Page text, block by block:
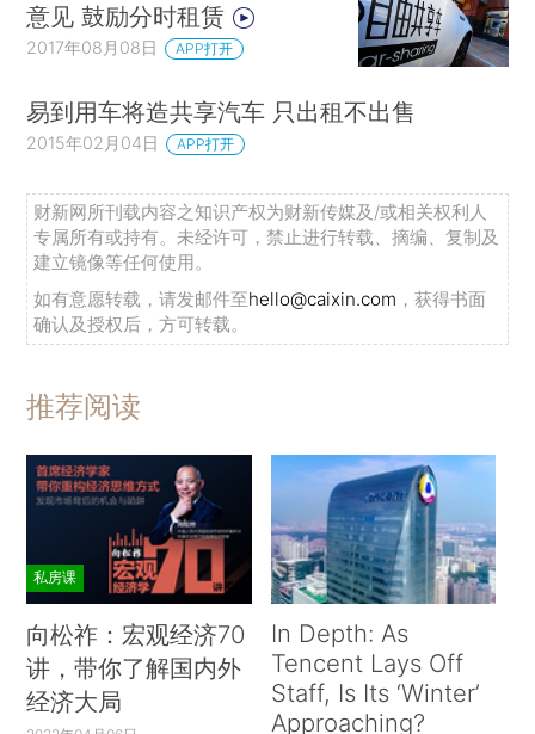
意见 鼓励分时租赁
2017年08月08日 APP打开
易到用车将造共享汽车 只出租不出售
2015年02月04日 APP打开
财新网所刊载内容之知识产权为财新传媒及/或相关权利人
专属所有或持有。未经许可，禁止进行转载、摘编、复制及
建立镜像等任何使用。
如有意愿转载，请发邮件至hello@caixin.com ，获得书面
确认及授权后，方可转载。
推荐阅读
私房课
向松祚：宏观经济70
讲，带你了解国内外
经济大局
In Depth: As
Tencent Lays Off
Staff, Is Its ‘Winter’
Approaching?